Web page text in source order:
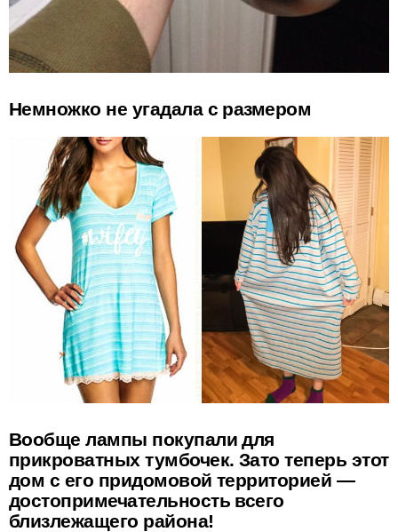
Немножко не угадала с размером
Вообще лампы покупали для
прикроватных тумбочек. Зато теперь этот
дом с его придомовой территорией —
достопримечательность всего
близлежащего района!